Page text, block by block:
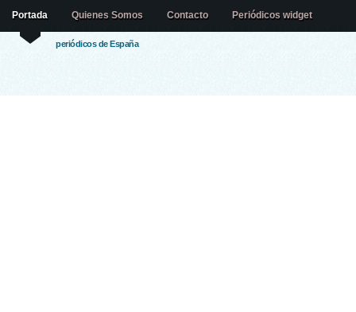
periódicos de España
Portada Quienes Somos Contacto Periódicos widget